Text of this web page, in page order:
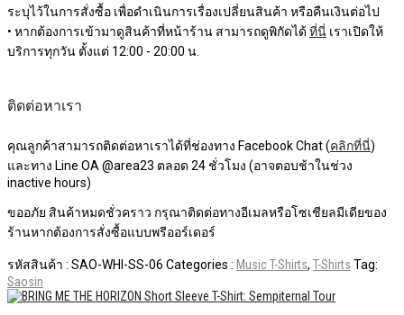
ระบุไว้ในการสั่งซื้อ เพื่อดำเนินการเรื่องเปลี่ยนสินค้า หรือคืนเงินต่อไป
• หากต้องการเข้ามาดูสินค้าที่หน้าร้าน สามารถดูพิกัดได้ ที่นี่ เราเปิดให้
บริการทุกวัน ตั้งแต่ 12:00 - 20:00 น.
ติดต่อหาเรา
คุณลูกค้าสามารถติดต่อหาเราได้ที่ช่องทาง Facebook Chat (คลิกที่นี่)
และทาง Line OA @area23 ตลอด 24 ชั่วโมง (อาจตอบช้าในช่วง
inactive hours)
ขออภัย สินค้าหมดชั่วคราว กรุณาติดต่อทางอีเมลหรือโซเชียลมีเดียของ
ร้านหากต้องการสั่งซื้อแบบพรีออร์เดอร์
รหัสสินค้า : SAO-WHI-SS-06 Categories : Music T-Shirts, T-Shirts Tag:
Saosin